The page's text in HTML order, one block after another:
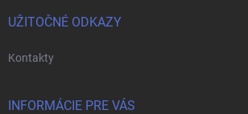
UŽITOČNÉ ODKAZY
Kontakty
INFORMÁCIE PRE VÁS